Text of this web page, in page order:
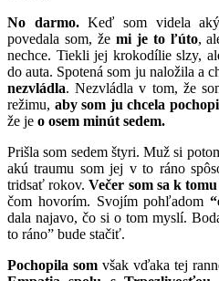
No darmo.Keď som videla
povedala som, že mi je to ľúto,
nechce. Tiekli jej krokodílie slzy,
do auta. Spotená som ju naložila a
nezvládla. Nezvládla v tom, že
režimu, aby som ju chcela
že je o osem minút sedem.
Prišla som sedem štyri. Muž si
akú traumu som jej v to ráno
tridsať rokov.Večer som sa k
čom hovorím. Svojím pohľadom
dala najavo, čo si o tom myslí.
to ráno” bude stačiť.
Pochopila som však vďaka tej